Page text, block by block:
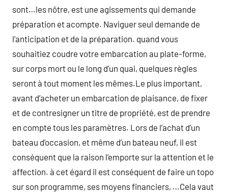
sont…les nôtre, est une agissements qui demande
préparation et acompte. Naviguer seul demande de
l’anticipation et de la préparation. quand vous
souhaitiez coudre votre embarcation au plate-forme,
sur corps mort ou le long d’un quai, quelques règles
seront à tout moment les mêmes.Le plus important,
avant d’acheter un embarcation de plaisance, de fixer
et de contresigner un titre de propriété, est de prendre
en compte tous les paramètres. Lors de l’achat d’un
bateau d’occasion, et même d’un bateau neuf, il est
conséquent que la raison l’emporte sur la attention et le
affection. à cet égard il est conséquent de faire un topo
sur son programme, ses moyens financiers, …Cela vaut